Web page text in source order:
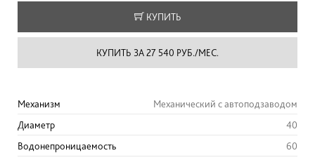
КУПИТЬ
КУПИТЬ ЗА 27 540 РУБ./МЕС.
Механизм
Механический с автоподзаводом
Диаметр
40
Водонепроницаемость
60